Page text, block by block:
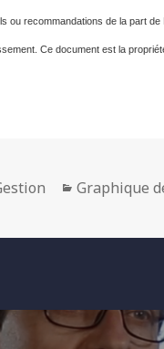
ou recommandations de la part
Ce document est la
Categories
Graphique